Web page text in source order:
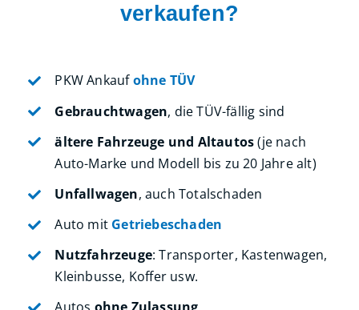
verkaufen?
PKW Ankaufohne TÜV
Gebrauchtwagen, die TÜV-fällig sind
ältere Fahrzeuge und Altautos(je nach
Auto-Marke und Modell bis zu 20 Jahre alt)
Unfallwagen, auch Totalschaden
Auto mit Getriebeschaden
Nutzfahrzeuge: Transporter, Kastenwagen,
Kleinbusse, Koffer usw.